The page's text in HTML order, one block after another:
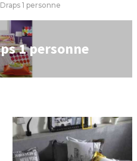
1 personne
1 personne